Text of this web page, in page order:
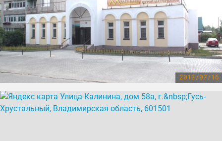
2013/07/16